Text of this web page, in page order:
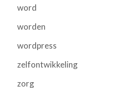
word
worden
wordpress
zelfontwikkeling
zorg